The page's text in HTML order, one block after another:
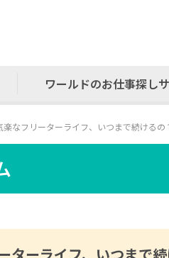
ワールドのお仕事探し
楽なフリーターライフ、いつまで続ける